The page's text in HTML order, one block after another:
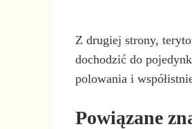
Z drugiej strony,
dochodzić do
polowania i
Powiązane